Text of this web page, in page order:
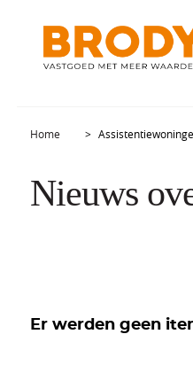
Home
Nieuws
Er werden geen